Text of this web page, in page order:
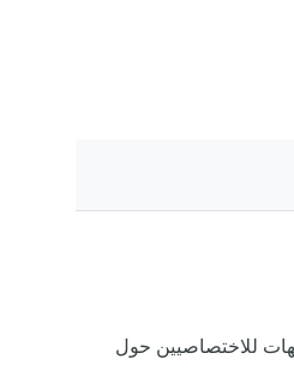
للاختصاصيين حول